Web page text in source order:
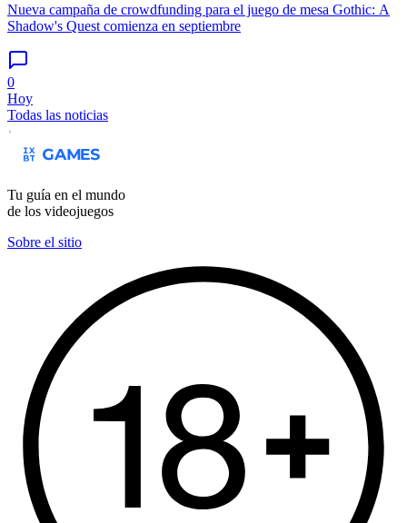
Nueva campaña de crowdfunding para el juego de mesa Gothic: A
Shadow's Quest comienza en septiembre
0
Hoy
Todas las noticias
Tu guía en el mundo
de los videojuegos
Sobre el sitio